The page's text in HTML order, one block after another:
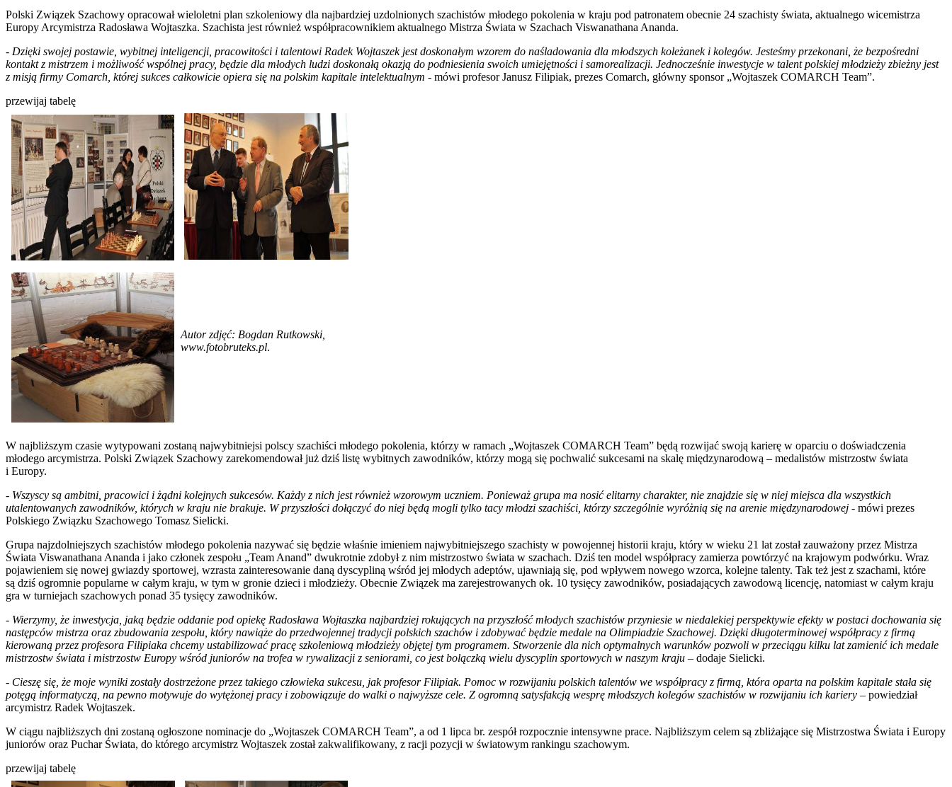
Polski Związek Szachowy opracował wieloletni plan szkoleniowy dla najbardziej uzdolnionych szachistów młodego pokolenia w kraju pod patronatem obecnie 24 szachisty świata, aktualnego wicemistrza
Europy Arcymistrza Radosława Wojtaszka. Szachista jest również współpracownikiem aktualnego Mistrza Świata w Szachach Viswanathana Ananda.
- Dzięki swojej postawie, wybitnej inteligencji, pracowitości i talentowi Radek Wojtaszek jest doskonałym wzorem do naśladowania dla młodszych koleżanek i kolegów. Jesteśmy przekonani, że bezpośredni
kontakt z mistrzem i możliwość wspólnej pracy, będzie dla młodych ludzi doskonałą okazją do podniesienia swoich umiejętności i samorealizacji. Jednocześnie inwestycje w talent polskiej młodzieży zbieżny jest
z misją firmy Comarch, której sukces całkowicie opiera się na polskim kapitale intelektualnym - mówi profesor Janusz Filipiak, prezes Comarch, główny sponsor „Wojtaszek COMARCH Team”.
przewijaj tabelę
Autor zdjęć: Bogdan Rutkowski,
www.fotobruteks.pl.
W najbliższym czasie wytypowani zostaną najwybitniejsi polscy szachiści młodego pokolenia, którzy w ramach „Wojtaszek COMARCH Team” będą rozwijać swoją karierę w oparciu o doświadczenia
młodego arcymistrza. Polski Związek Szachowy zarekomendował już dziś listę wybitnych zawodników, którzy mogą się pochwalić sukcesami na skalę międzynarodową – medalistów mistrzostw świata
i Europy.
- Wszyscy są ambitni, pracowici i żądni kolejnych sukcesów. Każdy z nich jest również wzorowym uczniem. Ponieważ grupa ma nosić elitarny charakter, nie znajdzie się w niej miejsca dla wszystkich
utalentowanych zawodników, których w kraju nie brakuje. W przyszłości dołączyć do niej będą mogli tylko tacy młodzi szachiści, którzy szczególnie wyróżnią się na arenie międzynarodowej - mówi prezes
Polskiego Związku Szachowego Tomasz Sielicki.
Grupa najzdolniejszych szachistów młodego pokolenia nazywać się będzie właśnie imieniem najwybitniejszego szachisty w powojennej historii kraju, który w wieku 21 lat został zauważony przez Mistrza
Świata Viswanathana Ananda i jako członek zespołu „Team Anand” dwukrotnie zdobył z nim mistrzostwo świata w szachach. Dziś ten model współpracy zamierza powtórzyć na krajowym podwórku. Wraz
pojawieniem się nowej gwiazdy sportowej, wzrasta zainteresowanie daną dyscypliną wśród jej młodych adeptów, ujawniają się, pod wpływem nowego wzorca, kolejne talenty. Tak też jest z szachami, które
są dziś ogromnie popularne w całym kraju, w tym w gronie dzieci i młodzieży. Obecnie Związek ma zarejestrowanych ok. 10 tysięcy zawodników, posiadających zawodową licencję, natomiast w całym kraju
gra w turniejach szachowych ponad 35 tysięcy zawodników.
- Wierzymy, że inwestycja, jaką będzie oddanie pod opiekę Radosława Wojtaszka najbardziej rokujących na przyszłość młodych szachistów przyniesie w niedalekiej perspektywie efekty w postaci dochowania się
następców mistrza oraz zbudowania zespołu, który nawiąże do przedwojennej tradycji polskich szachów i zdobywać będzie medale na Olimpiadzie Szachowej. Dzięki długoterminowej współpracy z firmą
kierowaną przez profesora Filipiaka chcemy ustabilizować pracę szkoleniową młodzieży objętej tym programem. Stworzenie dla nich optymalnych warunków pozwoli w przeciągu kilku lat zamienić ich medale
mistrzostw świata i mistrzostw Europy wśród juniorów na trofea w rywalizacji z seniorami, co jest bolączką wielu dyscyplin sportowych w naszym kraju – dodaje Sielicki.
- Cieszę się, że moje wyniki zostały dostrzeżone przez takiego człowieka sukcesu, jak profesor Filipiak. Pomoc w rozwijaniu polskich talentów we współpracy z firmą, która oparta na polskim kapitale stała się
potęgą informatyczą, na pewno motywuje do wytężonej pracy i zobowiązuje do walki o najwyższe cele. Z ogromną satysfakcją wesprę młodszych kolegów szachistów w rozwijaniu ich kariery – powiedział
arcymistrz Radek Wojtaszek.
W ciągu najbliższych dni zostaną ogłoszone nominacje do „Wojtaszek COMARCH Team”, a od 1 lipca br. zespół rozpocznie intensywne prace. Najbliższym celem są zbliżające się Mistrzostwa Świata i Europy
juniorów oraz Puchar Świata, do którego arcymistrz Wojtaszek został zakwalifikowany, z racji pozycji w światowym rankingu szachowym.
przewijaj tabelę